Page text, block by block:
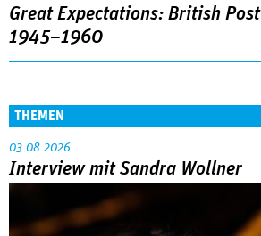
Great Expectations: British
1945–1960
THEMEN
03.08.2026
Interview mit Sandra Wollner